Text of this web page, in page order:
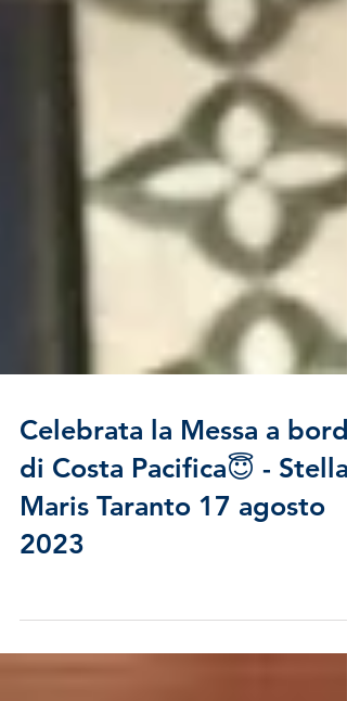
Celebrata la Messa a
di Costa Pacifica😇 - Stella
Maris Taranto 17 agosto